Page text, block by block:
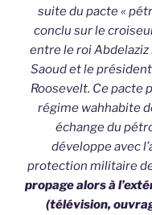
suite du pacte «
conclu sur le
entre le roi
Saoud et le
Roosevelt. Ce pacte
régime wahhabite
échange du
développe avec
protection militaire
propage alors à
(télévision,